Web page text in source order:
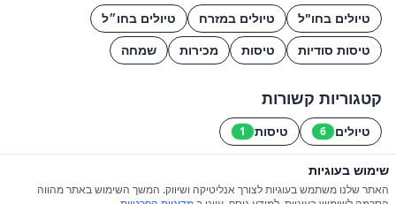
טיולים בחו"ל טיולים במזרח
טיולים בחו״ל
טיסות סודיות
טיסות מכירות שמחה
קטגוריות קשורות
טיולים 6 טיסות 1
© 2026 כל הזכויות שמורות ל-iGroupsIL
שימוש בעוגיות
האתר שלנו משתמש בעוגיות לצורך אנליטיקה ושיווק. המשך השימוש באתר מהווה